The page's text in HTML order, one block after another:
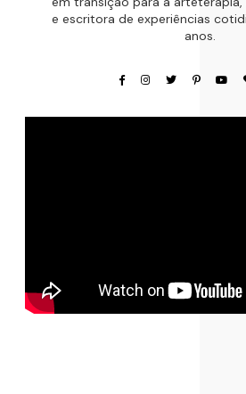
e escritora de experiências
anos.